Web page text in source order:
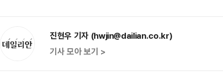
진현우 기자 (hwjin@dailian.co.kr)
기사 모아 보기 >